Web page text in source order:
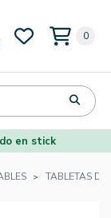
0
en stick
TABLETAS